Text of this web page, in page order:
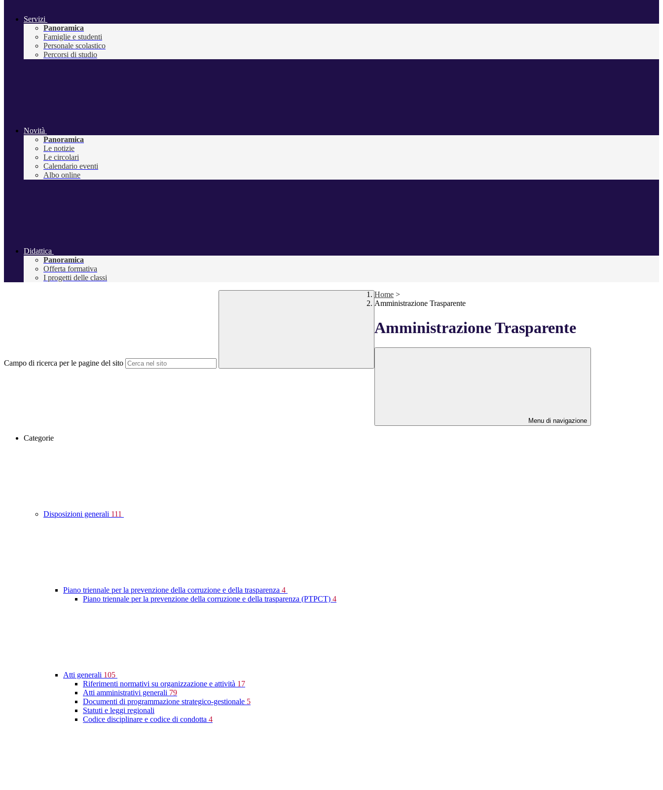
Servizi
Panoramica
Famiglie e studenti
Personale scolastico
Percorsi di studio
Novità
Panoramica
Le notizie
Le circolari
Calendario eventi
Albo online
Didattica
Panoramica
Offerta formativa
I progetti delle classi
Campo di ricerca per le pagine del sito
Home >
Amministrazione Trasparente
Amministrazione Trasparente
Menu di navigazione
Categorie
Disposizioni generali 111
Piano triennale per la prevenzione della corruzione e della trasparenza 4
Piano triennale per la prevenzione della corruzione e della trasparenza (PTPCT) 4
Atti generali 105
Riferimenti normativi su organizzazione e attività 17
Atti amministrativi generali 79
Documenti di programmazione strategico-gestionale 5
Statuti e leggi regionali
Codice disciplinare e codice di condotta 4